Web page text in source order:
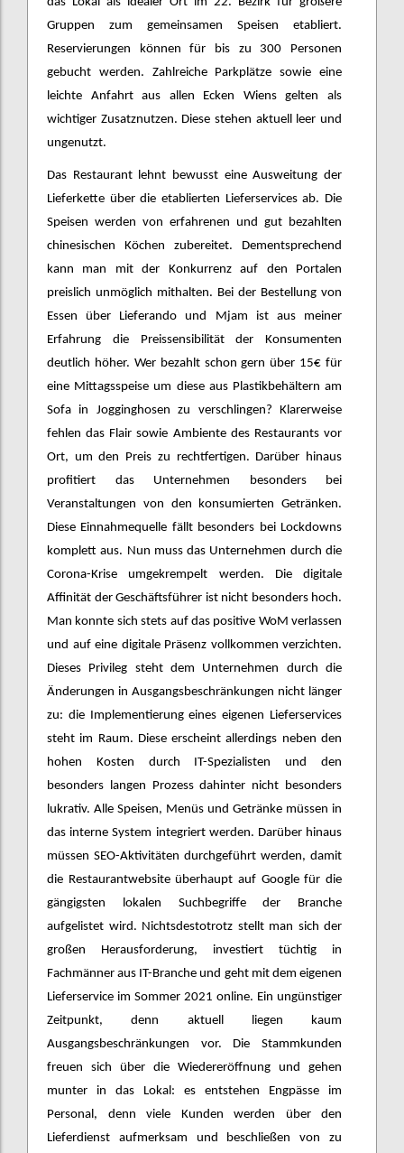
Gruppen zum gemeinsamen Speisen etabliert.
Reservierungen können für bis zu 300 Personen
gebucht werden. Zahlreiche Parkplätze sowie eine
leichte Anfahrt aus allen Ecken Wiens gelten als
wichtiger Zusatznutzen. Diese stehen aktuell leer und
ungenutzt.
Das Restaurant lehnt bewusst eine Ausweitung der
Lieferkette über die etablierten Lieferservices ab. Die
Speisen werden von erfahrenen und gut bezahlten
chinesischen Köchen zubereitet. Dementsprechend
kann man mit der Konkurrenz auf den Portalen
preislich unmöglich mithalten. Bei der Bestellung von
Essen über Lieferando und Mjam ist aus meiner
Erfahrung die Preissensibilität der Konsumenten
deutlich höher. Wer bezahlt schon gern über 15€ für
eine Mittagsspeise um diese aus Plastikbehältern am
Sofa in Jogginghosen zu verschlingen? Klarerweise
fehlen das Flair sowie Ambiente des Restaurants vor
Ort, um den Preis zu rechtfertigen. Darüber hinaus
profitiert das Unternehmen besonders bei
Veranstaltungen von den konsumierten Getränken.
Diese Einnahmequelle fällt besonders bei Lockdowns
komplett aus. Nun muss das Unternehmen durch die
Corona-Krise umgekrempelt werden. Die digitale
Affinität der Geschäftsführer ist nicht besonders hoch.
Man konnte sich stets auf das positive WoM verlassen
und auf eine digitale Präsenz vollkommen verzichten.
Dieses Privileg steht dem Unternehmen durch die
Änderungen in Ausgangsbeschränkungen nicht länger
zu: die Implementierung eines eigenen Lieferservices
steht im Raum. Diese erscheint allerdings neben den
hohen Kosten durch IT-Spezialisten und den
besonders langen Prozess dahinter nicht besonders
lukrativ. Alle Speisen, Menüs und Getränke müssen in
das interne System integriert werden. Darüber hinaus
müssen SEO-Aktivitäten durchgeführt werden, damit
die Restaurantwebsite überhaupt auf Google für die
gängigsten lokalen Suchbegriffe der Branche
aufgelistet wird. Nichtsdestotrotz stellt man sich der
großen Herausforderung, investiert tüchtig in
Fachmänner aus IT-Branche und geht mit dem eigenen
Lieferservice im Sommer 2021 online. Ein ungünstiger
Zeitpunkt, denn aktuell liegen kaum
Ausgangsbeschränkungen vor. Die Stammkunden
freuen sich über die Wiedereröffnung und gehen
munter in das Lokal: es entstehen Engpässe im
Personal, denn viele Kunden werden über den
Lieferdienst aufmerksam und beschließen von zu